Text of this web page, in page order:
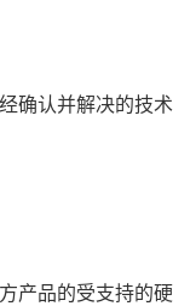
确认并解决的技术
方产品的受支持的硬